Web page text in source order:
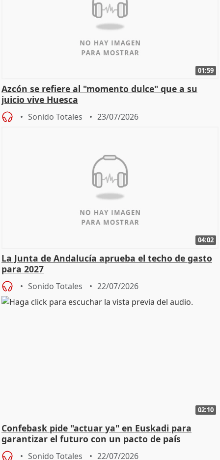
01:59
Azcón se refiere al "momento dulce" que a su
juicio vive Huesca
Sonido Totales 23/07/2026
04:02
La Junta de Andalucía aprueba el techo de gasto
para 2027
Sonido Totales 22/07/2026
02:10
Confebask pide "actuar ya" en Euskadi para
garantizar el futuro con un pacto de país
Sonido Totales 22/07/2026